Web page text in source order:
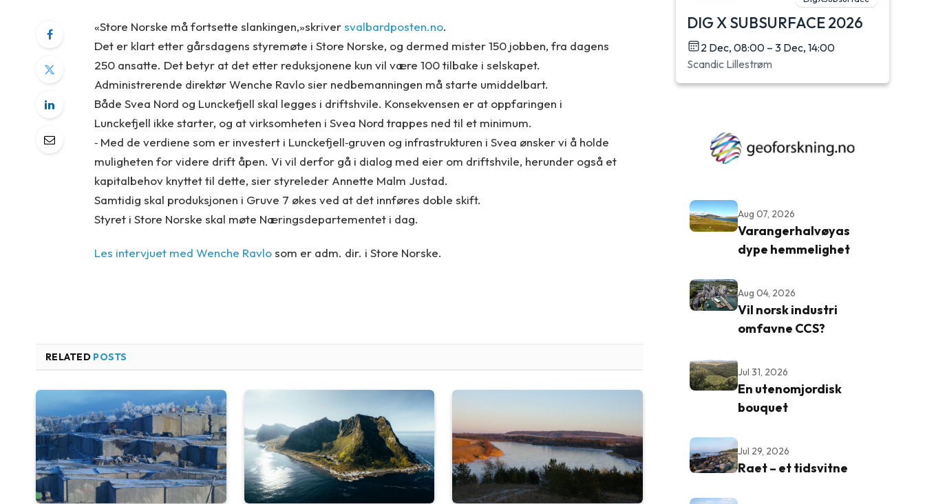
«Store Norske må fortsette slankingen,»skriversvalbardposten.no.
Det er klart etter gårsdagens styremøte i Store Norske, og dermed mister 150 jobben, fra dagens
250 ansatte. Det betyr at det etter reduksjonene kun vil være 100 tilbake i selskapet.
Administrerende direktør Wenche Ravlo sier nedbemanningen må starte umiddelbart.
Både Svea Nord og Lunckefjell skal legges i driftshvile. Konsekvensen er at oppfaringen i
Lunckefjell ikke starter, og at virksomheten i Svea Nord trappes ned til et minimum.
‐ Med de verdiene som er investert i Lunckefjell‐gruven og infrastrukturen i Svea ønsker vi å holde
muligheten for videre drift åpen. Vi vil derfor gå i dialog med eier om driftshvile, herunder også et
kapitalbehov knyttet til dette, sier styreleder Annette Malm Justad.
Samtidig skal produksjonen i Gruve 7 økes ved at det innføres doble skift.
Styret i Store Norske skal møte Næringsdepartementet i dag.
Les intervjuet med Wenche Ravlosom er adm. dir. i Store Norske.
RELATED POSTS
DIG X SUBSURFACE 2026
2 Dec, 08:00 – 3 Dec, 14:00
Scandic Lillestrøm
Aug 07, 2026
Varangerhalvøyas
dype hemmelighet
Aug 04, 2026
Vil norsk industri
omfavne CCS?
Jul 31, 2026
En utenomjordisk
bouquet
Jul 29, 2026
Raet – et tidsvitne